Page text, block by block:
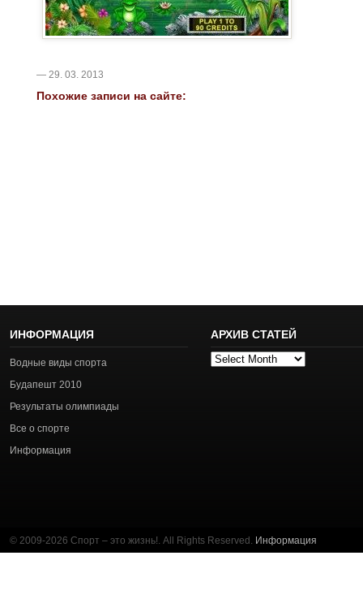
— 29. 03. 2013
Похожие записи на сайте:
ИНФОРМАЦИЯ
Водные виды спорта
Будапешт 2010
Результаты олимпиады
Все о спорте
Информация
АРХИВ СТАТЕЙ
Архив
© 2009-2026 Спорт – это жизнь!. All Rights Reserved. Информация